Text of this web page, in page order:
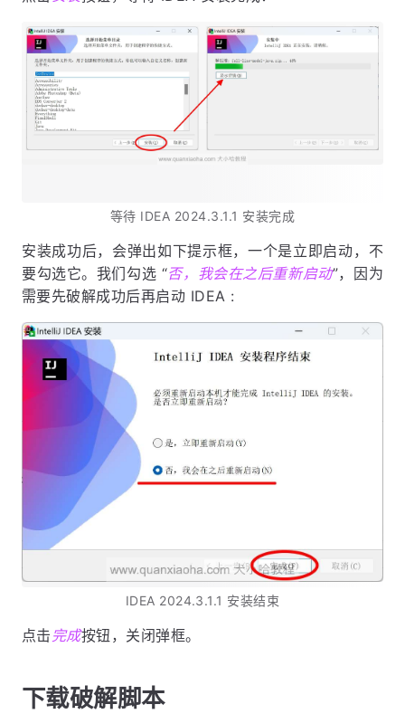
等待 IDEA 2024.3.1.1 安装完成
安装成功后，会弹出如下提示框，一个是立即启动，不
要勾选它。我们勾选 “否，我会在之后重新启动”，因为
需要先破解成功后再启动 IDEA :
IDEA 2024.3.1.1 安装结束
点击 完成按钮，关闭弹框。
下载破解脚本